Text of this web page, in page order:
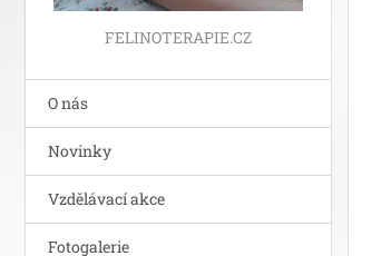
FELINOTERAPIE.CZ
O nás
Novinky
Vzdělávací akce
Fotogalerie